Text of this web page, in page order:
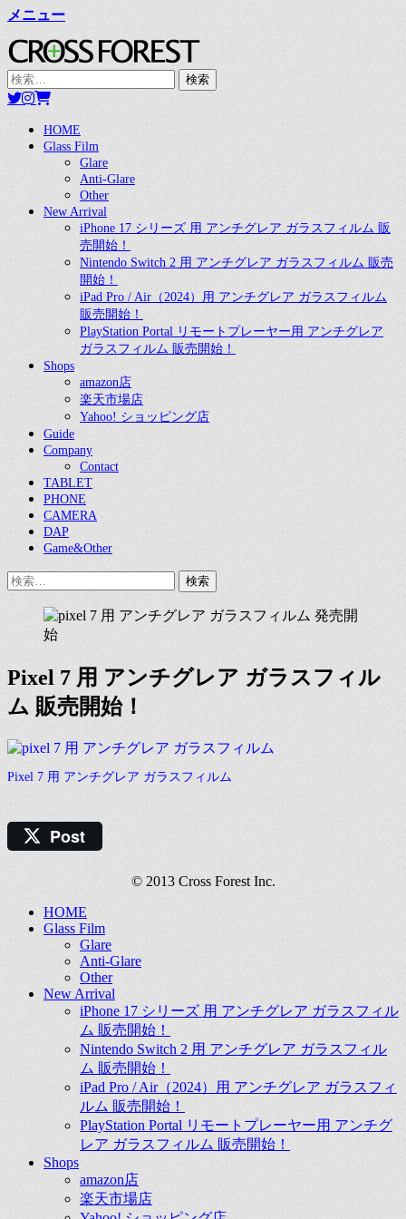
メニュー
CROSS FOREST
デジタルとアナログの素敵な融合を
検
索:Twitter
Instagram
お
い
物
カ
HOME
Glass Film
Glare
Anti-Glare
Other
New Arrival
iPhone 17 シリーズ 用 アンチグレア ガラスフィルム 販
売開始！
Nintendo Switch 2 用 アンチグレア ガラスフィルム 販売
開始！
iPad Pro / Air（2024）用 アンチグレア ガラスフィルム
販売開始！
PlayStation Portal リモートプレーヤー用 アンチグレア
ガラスフィルム 販売開始！
Shops
amazon店
楽天市場店
Yahoo! ショッピング店
Guide
Company
Contact
TABLET
PHONE
CAMERA
DAP
Game&Other
検
Pixel 7 用 アンチグレア ガラスフィル
ム 販売開始！
Pixel 7 用 アンチグレア ガラスフィルム
Post
© 2013 Cross Forest Inc.
HOME
Glass Film
Glare
Anti-Glare
Other
New Arrival
iPhone 17 シリーズ 用 アンチグレア ガラスフィル
ム 販売開始！
Nintendo Switch 2 用 アンチグレア ガラスフィル
ム 販売開始！
iPad Pro / Air（2024）用 アンチグレア ガラスフィ
ルム 販売開始！
PlayStation Portal リモートプレーヤー用 アンチグ
レア ガラスフィルム 販売開始！
Shops
amazon店
楽天市場店